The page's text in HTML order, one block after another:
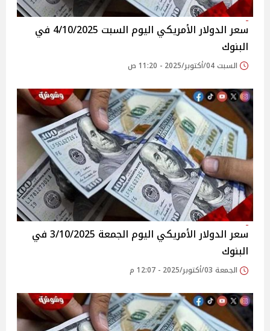
سعر الدولار الأمريكي اليوم السبت 4/10/2025 في
البنوك
السبت 04/أكتوبر/2025 - 11:20 ص
سعر الدولار الأمريكي اليوم الجمعة 3/10/2025 في
البنوك
الجمعة 03/أكتوبر/2025 - 12:07 م